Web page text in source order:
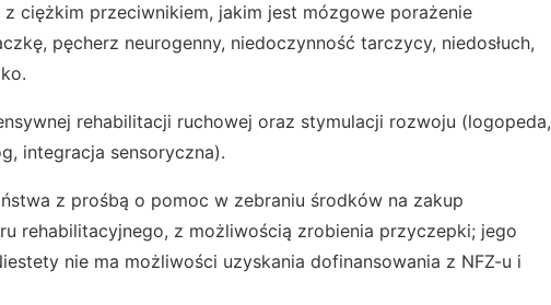
z ciężkim przeciwnikiem, jakim jest mózgowe porażenie
pęcherz neurogenny, niedoczynność tarczycy, niedosłuch,
rehabilitacji ruchowej oraz stymulacji rozwoju (logopeda,
integracja sensoryczna).
z prośbą o pomoc w zebraniu środków na zakup
rehabilitacyjnego, z możliwością zrobienia przyczepki; jego
nie ma możliwości uzyskania dofinansowania z NFZ-u i